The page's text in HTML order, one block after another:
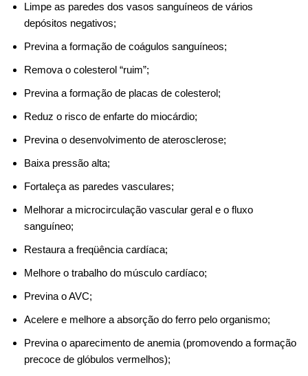
Limpe as paredes dos vasos sanguíneos de vários
depósitos negativos;
Previna a formação de coágulos sanguíneos;
Remova o colesterol “ruim”;
Previna a formação de placas de colesterol;
Reduz o risco de enfarte do miocárdio;
Previna o desenvolvimento de aterosclerose;
Baixa pressão alta;
Fortaleça as paredes vasculares;
Melhorar a microcirculação vascular geral e o fluxo
sanguíneo;
Restaura a freqüência cardíaca;
Melhore o trabalho do músculo cardíaco;
Previna o AVC;
Acelere e melhore a absorção do ferro pelo organismo;
Previna o aparecimento de anemia (promovendo a formação
precoce de glóbulos vermelhos);